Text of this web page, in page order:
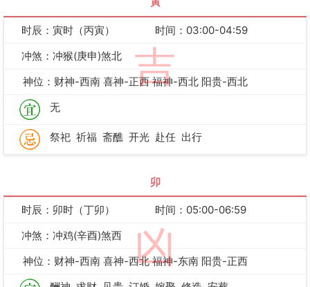
吉
时辰：寅时（丙寅）
时间：03:00-04:59
冲煞：冲猴(庚申)煞北
神位：财神-西南 喜神-正西 福神-西北 阳贵-西北
无
祭祀 祈福 斋醮 开光 赴任 出行
卯
凶
时辰：卯时（丁卯）
时间：05:00-06:59
冲煞：冲鸡(辛酉)煞西
神位：财神-西南 喜神-西北 福神-东南 阳贵-正西